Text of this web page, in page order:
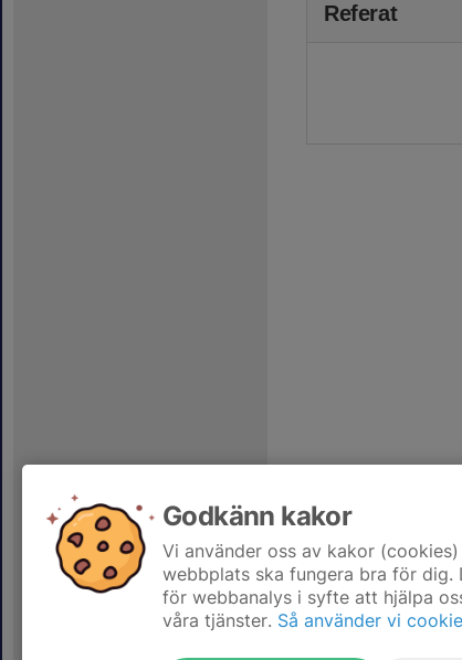
Referat
Godkänn kakor
Vi använder oss av kakor
webbplats ska fungera bra för dig.
för webbanalys i syfte att hjälpa
våra tjänster. Så använder vi